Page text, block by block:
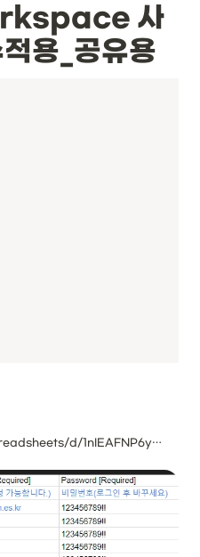
사
용_공유용
https://docs.google.com/spreadsheets/d/1nIEAFNP6yErc0oaJTlqttNvB9_bz7fi7Mw9ajXG9CJA/copy